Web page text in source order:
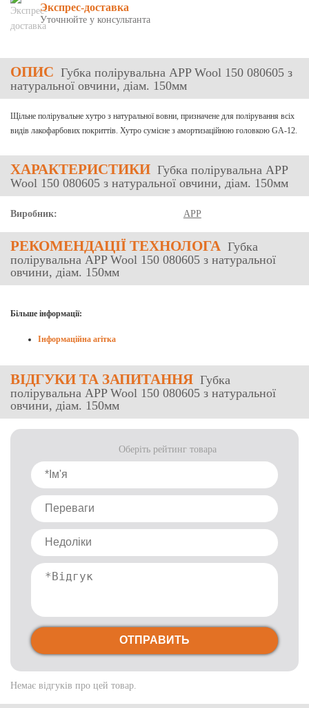
Экспрес-доставка
Уточнюйте у консультанта
ОПИС Губка полірувальна APP Wool 150 080605 з
натуральної овчини, діам. 150мм
Щільне полірувальне хутро з натуральної вовни, призначене для полірування всіх
видів лакофарбових покриттів. Хутро сумісне з амортизаційною головкою GA-12.
ХАРАКТЕРИСТИКИ Губка полірувальна APP
Wool 150 080605 з натуральної овчини, діам. 150мм
Виробник: APP
РЕКОМЕНДАЦІЇ ТЕХНОЛОГА Губка
полірувальна APP Wool 150 080605 з натуральної
овчини, діам. 150мм
Більше інформації:
Інформаційна агітка
ВІДГУКИ ТА ЗАПИТАННЯ Губка
полірувальна APP Wool 150 080605 з натуральної
овчини, діам. 150мм
Немає відгуків про цей товар.
Оберіть рейтинг товара
ОТПРАВИТЬ